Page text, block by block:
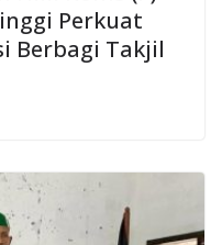
Perkuat
Berbagi Takjil